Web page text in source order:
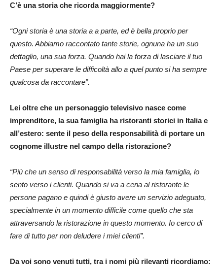
C’è una storia che ricorda maggiormente?
“Ogni storia è una storia a a parte, ed è bella proprio per
questo. Abbiamo raccontato tante storie, ognuna ha un suo
dettaglio, una sua forza. Quando hai la forza di lasciare il tuo
Paese per superare le difficoltà allo a quel punto si ha sempre
qualcosa da raccontare”.
Lei oltre che un personaggio televisivo nasce come
imprenditore, la sua famiglia ha ristoranti storici in Italia e
all’estero: sente il peso della responsabilità di portare un
cognome illustre nel campo della ristorazione?
“Più che un senso di responsabilità verso la mia famiglia, lo
sento verso i clienti. Quando si va a cena al ristorante le
persone pagano e quindi è giusto avere un servizio adeguato,
specialmente in un momento difficile come quello che sta
attraversando la ristorazione in questo momento. Io cerco di
fare di tutto per non deludere i miei clienti”.
Da voi sono venuti tutti, tra i nomi più rilevanti ricordiamo: